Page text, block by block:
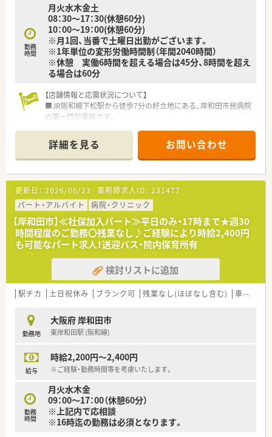
勤務
時間
月火水木金土
08：30～17：30(休憩60分)
10：00～19：00(休憩60分)
※月1回、当番で土曜日出勤がございます。
※1年単位の変形労働時間制（年間2040時間）
※休憩 実働6時間を超える場合は45分、8時間を超え
る場合は60分
【店舗情報と応需状況について】
■JR阪和線下松駅から徒歩7分の好立地にある、岸和田市民病院
の第一門前薬局です。
度まで幅広い症例を経験できます。
■1階が受付・投薬、2階が調剤室という珍しい構造で、薬剤師7
名・事務8名の充実した体制です。
【法人特徴について】
■薬剤師の勉強会メンバーが中心となって設立された、医療の質
を重視する調剤薬局グループです。
■「五ツ星フォーラム」などの勉強会を主催し、薬剤師の知識向
上と研鑽に力を入れています。
■従業員を家族のように大切にする温かい社風で、長く安心して
働ける環境づくりを行っています。
【求人情報について】
■年収は経験や年齢を考慮し、420万円から500万円の範囲で決
定させていただきます。
元率を誇ります。
■残業代は10分単位で支給されるほか、各種手当もしっかりと
整備されており安心です。
詳細を見る お問い合わせ
更新日： 2026/06/23 薬剤師求人ID： 231477
パート・アルバイト
病院・クリニック
【岸和田市】≪社保加入パート≫平日のみ・17時まで★週30
時間程度のご勤務〇残業なし♪ご経験により時給2,400円
も可能なパート求人！送迎バス・院内保育所有
検討リストに追加
駅チカ 土日祝休み ブランク可 残業なし(ほぼなし含む) 車通勤可
勤務地
大阪府 岸和田市
東岸和田駅 (阪和線)
給与
時給2,200円～2,400円
※ご経験・勤務時間等を考慮いたします。
勤務
時間
月火水木金
09：00～17：00（休憩60分）
※上記内で応相談
※16時迄の勤務は必須となります。